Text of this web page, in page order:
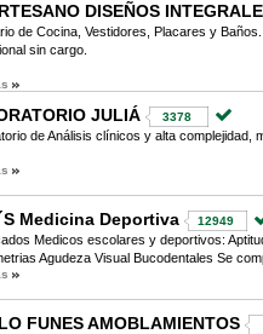
DISEÑOS
de Cocina, Vestidores, Placares y
sin cargo.
JULIÁ 3378
de Análisis clínicos y alta complejidad,
Medicina Deportiva 12949
Medicos escolares y deportivos:
Agudeza Visual Bucodentales Se
FUNES AMOBLAMIENTOS